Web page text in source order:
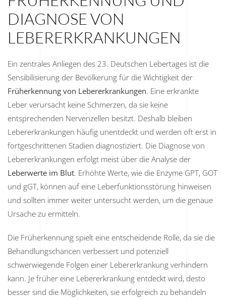
DIAGNOSE VON
LEBERERKRANKUNGEN
Ein zentrales Anliegen des 23. Deutschen Lebertages ist die
Sensibilisierung der Bevölkerung für die Wichtigkeit der
Früherkennung von Lebererkrankungen. Eine erkrankte
Leber verursacht keine Schmerzen, da sie keine
entsprechenden Nervenzellen besitzt. Deshalb bleiben
Lebererkrankungen häufig unentdeckt und werden oft erst in
fortgeschrittenen Stadien diagnostiziert. Die Diagnose von
Lebererkrankungen erfolgt meist über die Analyse der
Leberwerte im Blut. Erhöhte Werte, wie die Enzyme GPT, GOT
und gGT, können auf eine Leberfunktionsstörung hinweisen
und sollten immer weiter untersucht werden, um die genaue
Ursache zu ermitteln.
Die Früherkennung spielt eine entscheidende Rolle, da sie die
Behandlungschancen verbessert und potenziell
schwerwiegende Folgen einer Lebererkrankung verhindern
kann. Je früher eine Lebererkrankung entdeckt wird, desto
besser sind die Möglichkeiten, sie erfolgreich zu behandeln